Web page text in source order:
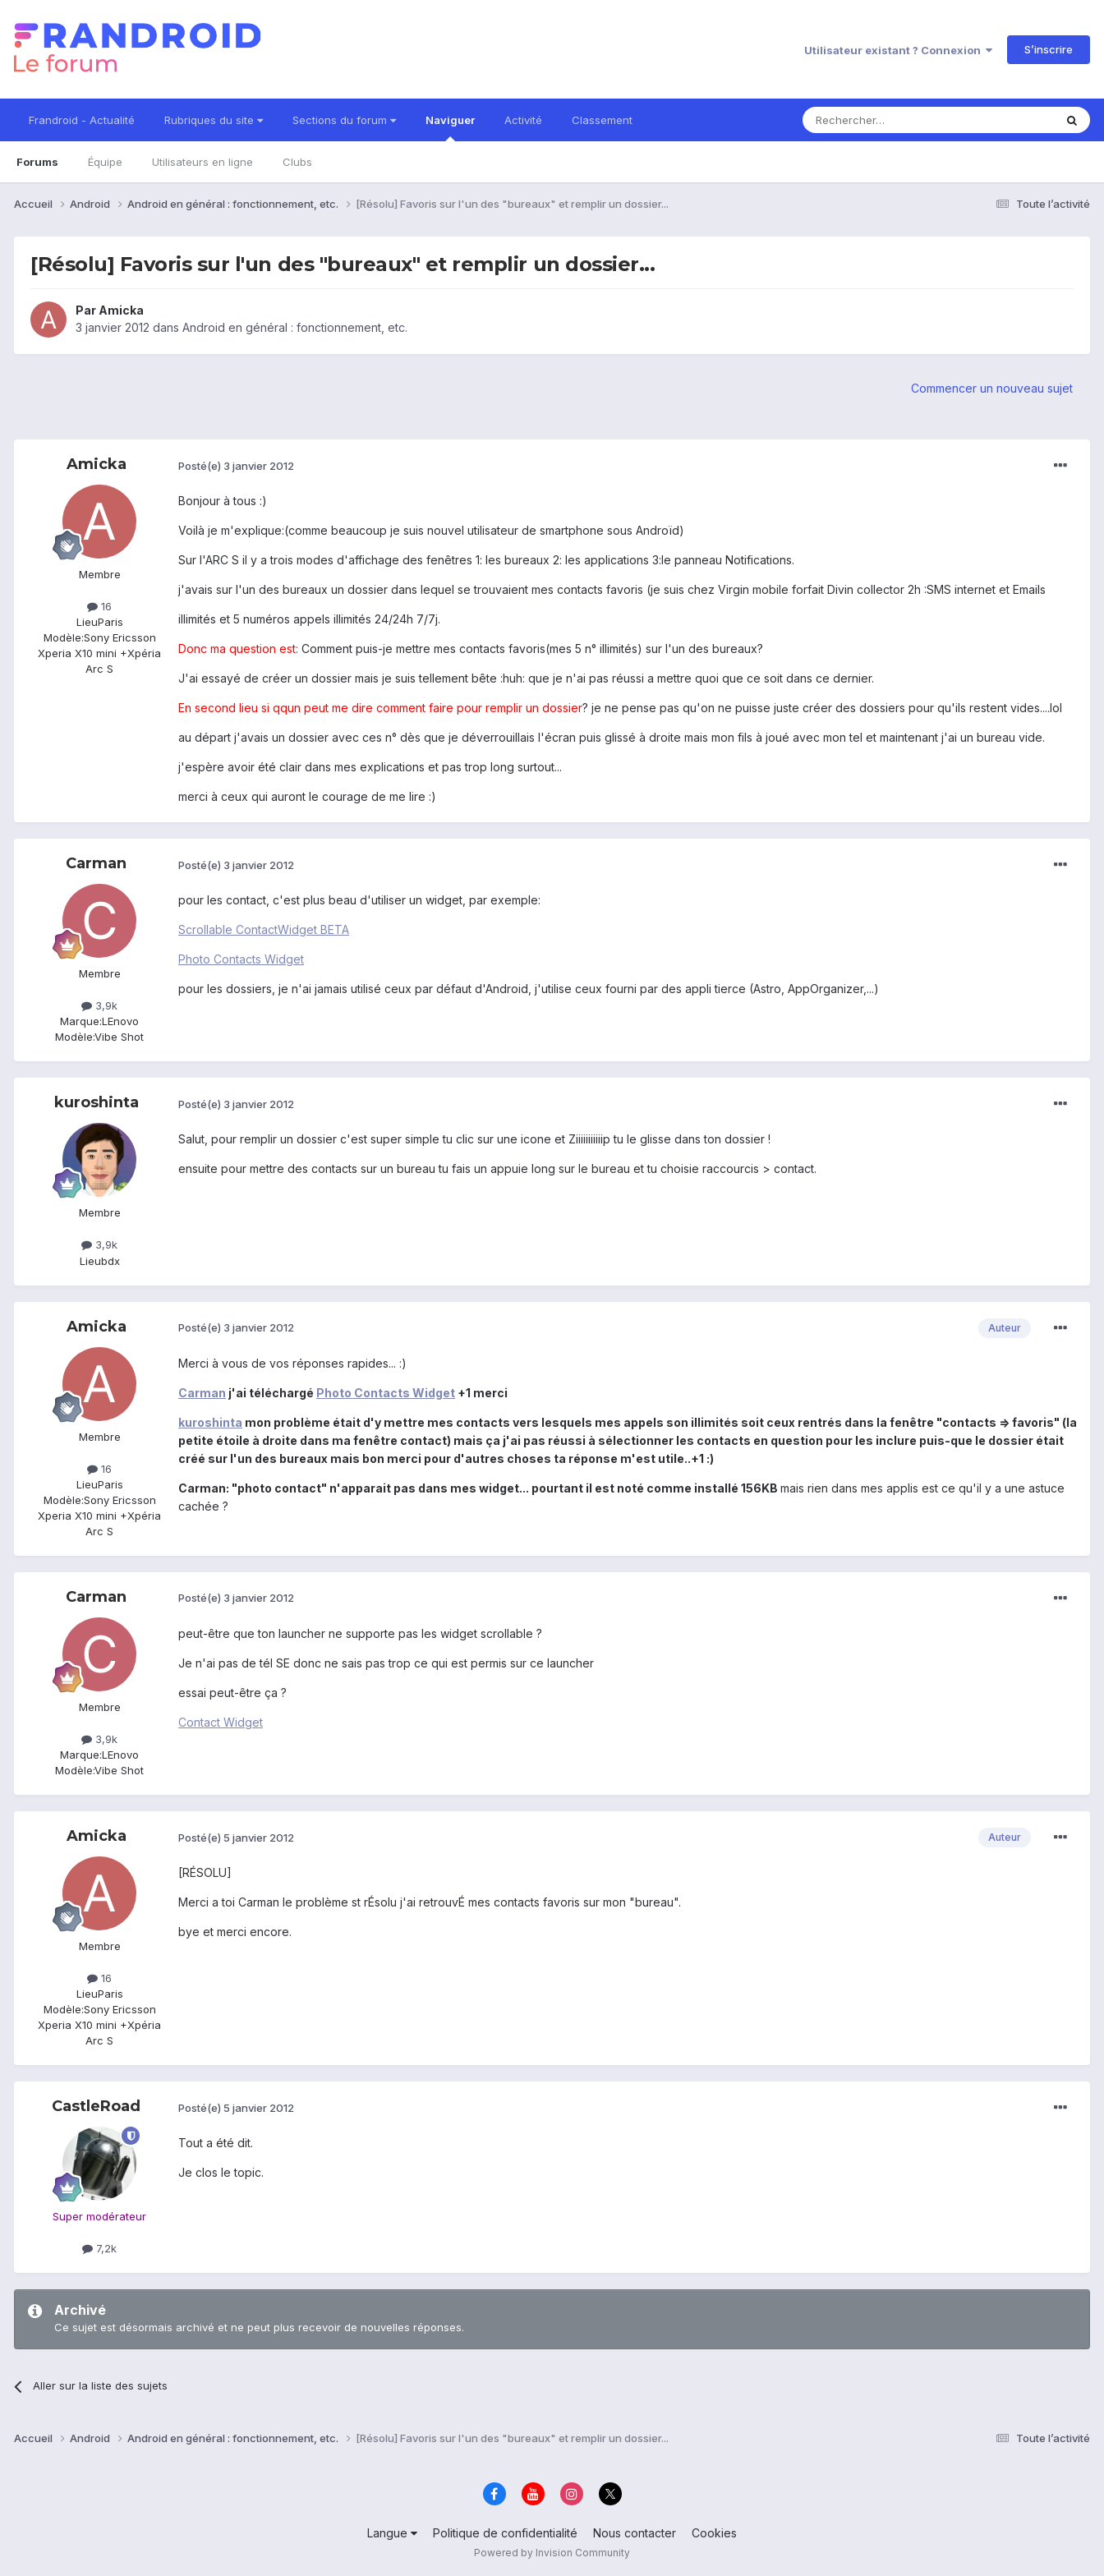
Utilisateur existant ? Connexion S’inscrire
Frandroid - Actualité Rubriques du site Sections du forum Naviguer
Forums Équipe Utilisateurs en ligne Clubs
Activité Classement
Toute l’activité
Accueil Android Android en général : fonctionnement, etc. [Résolu] Favoris sur l'un des "bureaux" et remplir un dossier...
[Résolu] Favoris sur l'un des "bureaux" et remplir un dossier...
Par Amicka
3 janvier 2012 dans Android en général : fonctionnement, etc.
Commencer un nouveau sujet
Amicka
Membre
16
LieuParis
Modèle:Sony Ericsson
Xperia X10 mini +Xpéria
Arc S
Posté(e) 3 janvier 2012
Bonjour à tous :)
Voilà je m'explique:(comme beaucoup je suis nouvel utilisateur de smartphone sous Androïd)
Sur l'ARC S il y a trois modes d'affichage des fenêtres 1: les bureaux 2: les applications 3:le panneau Notifications.
j'avais sur l'un des bureaux un dossier dans lequel se trouvaient mes contacts favoris (je suis chez Virgin mobile forfait Divin collector 2h :SMS internet et Emails
illimités et 5 numéros appels illimités 24/24h 7/7j.
Donc ma question est: Comment puis-je mettre mes contacts favoris(mes 5 n° illimités) sur l'un des bureaux?
J'ai essayé de créer un dossier mais je suis tellement bête :huh: que je n'ai pas réussi a mettre quoi que ce soit dans ce dernier.
En second lieu si qqun peut me dire comment faire pour remplir un dossier? je ne pense pas qu'on ne puisse juste créer des dossiers pour qu'ils restent vides....lol
au départ j'avais un dossier avec ces n° dès que je déverrouillais l'écran puis glissé à droite mais mon fils à joué avec mon tel et maintenant j'ai un bureau vide.
j'espère avoir été clair dans mes explications et pas trop long surtout...
merci à ceux qui auront le courage de me lire :)
Carman
Membre
3,9k
Marque:LEnovo
Modèle:Vibe Shot
Posté(e) 3 janvier 2012
pour les contact, c'est plus beau d'utiliser un widget, par exemple:
Scrollable ContactWidget BETA
Photo Contacts Widget
pour les dossiers, je n'ai jamais utilisé ceux par défaut d'Android, j'utilise ceux fourni par des appli tierce (Astro, AppOrganizer,...)
kuroshinta
Membre
3,9k
Lieubdx
Posté(e) 3 janvier 2012
Salut, pour remplir un dossier c'est super simple tu clic sur une icone et Ziiiiiiiiiiip tu le glisse dans ton dossier !
ensuite pour mettre des contacts sur un bureau tu fais un appuie long sur le bureau et tu choisie raccourcis > contact.
Amicka
Membre
16
LieuParis
Modèle:Sony Ericsson
Xperia X10 mini +Xpéria
Arc S
Auteur
Posté(e) 3 janvier 2012
Merci à vous de vos réponses rapides... :)
Carman j'ai téléchargé Photo Contacts Widget +1 merci
kuroshinta mon problème était d'y mettre mes contacts vers lesquels mes appels son illimités soit ceux rentrés dans la fenêtre "contacts => favoris" (la
petite étoile à droite dans ma fenêtre contact) mais ça j'ai pas réussi à sélectionner les contacts en question pour les inclure puis-que le dossier était
créé sur l'un des bureaux mais bon merci pour d'autres choses ta réponse m'est utile..+1 :)
Carman: "photo contact" n'apparait pas dans mes widget... pourtant il est noté comme installé 156KB mais rien dans mes applis est ce qu'il y a une astuce
cachée ?
Carman
Membre
3,9k
Marque:LEnovo
Modèle:Vibe Shot
Posté(e) 3 janvier 2012
peut-être que ton launcher ne supporte pas les widget scrollable ?
Je n'ai pas de tél SE donc ne sais pas trop ce qui est permis sur ce launcher
essai peut-être ça ?
Contact Widget
Amicka
Membre
16
LieuParis
Modèle:Sony Ericsson
Xperia X10 mini +Xpéria
Arc S
Auteur
Posté(e) 5 janvier 2012
[RÉSOLU]
Merci a toi Carman le problème st rÉsolu j'ai retrouvÉ mes contacts favoris sur mon "bureau".
bye et merci encore.
CastleRoad
Super modérateur
7,2k
Posté(e) 5 janvier 2012
Tout a été dit.
Je clos le topic.
Archivé
Ce sujet est désormais archivé et ne peut plus recevoir de nouvelles réponses.
Aller sur la liste des sujets
Toute l’activité
Accueil Android Android en général : fonctionnement, etc. [Résolu] Favoris sur l'un des "bureaux" et remplir un dossier...
Langue Politique de confidentialité Nous contacter Cookies
Powered by Invision Community